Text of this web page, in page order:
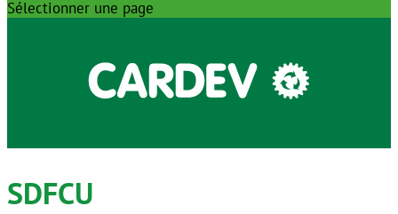
Sélectionner une page
SDFCU